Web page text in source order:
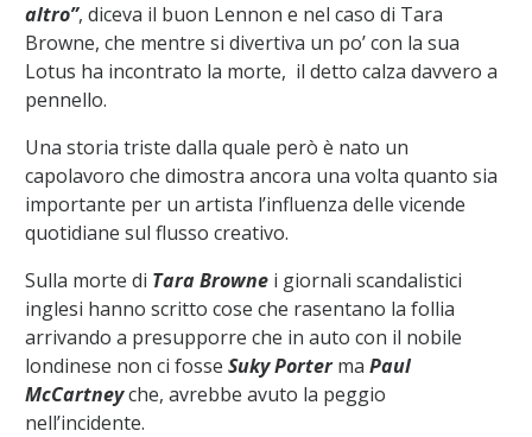
altro”, diceva il buon Lennon e nel caso di Tara
Browne, che mentre si divertiva un po’ con la sua
Lotus ha incontrato la morte, il detto calza davvero a
pennello.
Una storia triste dalla quale però è nato un
capolavoro che dimostra ancora una volta quanto sia
importante per un artista l’influenza delle vicende
quotidiane sul flusso creativo.
Sulla morte di Tara Brownei giornali scandalistici
inglesi hanno scritto cose che rasentano la follia
arrivando a presupporre che in auto con il nobile
londinese non ci fosse Suky Porterma Paul
McCartneyche, avrebbe avuto la peggio
nell’incidente.